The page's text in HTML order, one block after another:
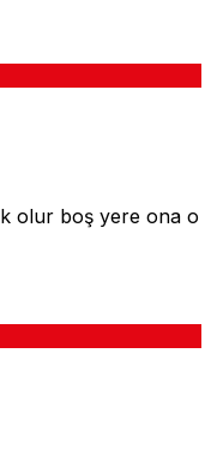
olur boş yere ona o